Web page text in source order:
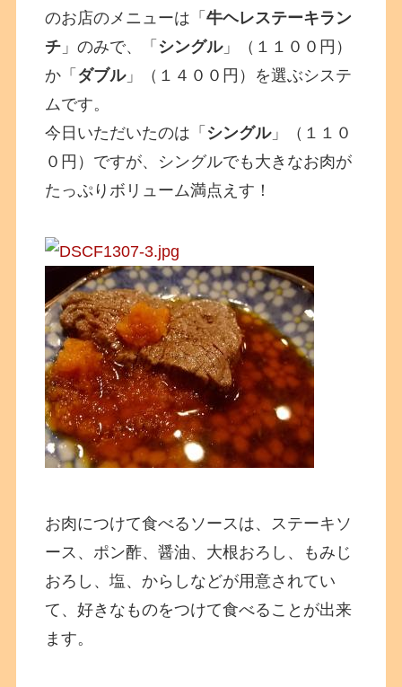
のお店のメニューは「牛ヘレステーキラン
チ 」のみで、「 シングル」（１１００円）
か「 ダブル」（１４００円）を選ぶシステ
ムです。
今日いただいたのは「 シングル」（１１０
０円）ですが、シングルでも大きなお肉が
たっぷりボリューム満点えす！
お肉につけて食べるソースは、ステーキソ
ース、ポン酢、醤油、大根おろし、もみじ
おろし、塩、からしなどが用意されてい
て、好きなものをつけて食べることが出来
ます。